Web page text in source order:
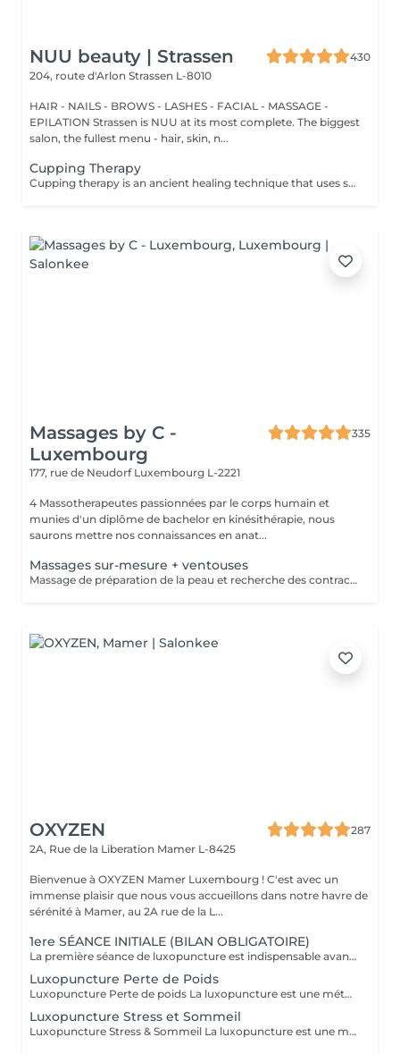
NUU beauty | Strassen
430
204, route d'Arlon Strassen L-8010
HAIR - NAILS - BROWS - LASHES - FACIAL - MASSAGE -
EPILATION Strassen is NUU at its most complete. The biggest
salon, the fullest menu - hair, skin, n...
Cupping Therapy
Cupping therapy is an ancient healing technique that uses special cups to create gentle suction on the skin. This suction promotes blood flow, relieves muscle tension, reduces inflammation, and supports deep relaxation. The treatment can help release toxins, improve circulation, and ease chronic pain or stiffness. *Please note that cupping therapy could just be added to a massage service with includes back massage.
Massages by C -
Luxembourg
335
177, rue de Neudorf Luxembourg L-2221
4 Massotherapeutes passionnées par le corps humain et
munies d'un diplôme de bachelor en kinésithérapie, nous
saurons mettre nos connaissances en anat...
Massages sur-mesure + ventouses
Massage de préparation de la peau et recherche des contractures suivis pas la pose des ventouses. Le vide est créé à l'aide d'une flamme, aucune sensation de chaud n'est ressentie durant le procédé et la technique est peu douloureuse. Le but de la cupping therapy est de soulager les tensions musculaires tout en promouvant la circulation sanguine et lymphatique.
OXYZEN
287
2A, Rue de la Liberation Mamer L-8425
Bienvenue à OXYZEN Mamer Luxembourg ! C'est avec un
immense plaisir que nous vous accueillons dans notre havre de
sérénité à Mamer, au 2A rue de la L...
1ere SÉANCE INITIALE (BILAN OBLIGATOIRE)
La première séance de luxopuncture est indispensable avant de débuter tout programme. D'une durée d'environ 1 heure, elle se déroule en deux temps : 30 minutes d'échange approfondi (anamnèse) pour comprendre vos besoins, vos habitudes et définir vos objectifs 30 minutes de séance de luxopuncture, adaptée en fonction de cet échange Cette étape permet de personnaliser votre accompagnement et d'optimiser les résultats. Chaque protocole est ainsi ajusté à votre profil (poids, stress, sommeil, compulsions). Séance essentielle pour un suivi efficace et durable Permet un accompagnement sur mesure Un premier pas vers votre équilibre et votre bien-être durable.
Luxopuncture Perte de Poids
Luxopuncture Perte de poids La luxopuncture est une méthode douce et non invasive qui aide à réguler l'appétit, réduire les fringales et rééquilibrer le métabolisme. Idéale pour accompagner une perte de poids progressive, elle agit également sur le stress et les compulsions alimentaires. Chaque séance est adaptée à vos besoins afin de vous accompagner en douceur vers un meilleur équilibre et des résultats durables. Un accompagnement naturel pour retrouver légèreté, équilibre et bien-être au quotidien.
Luxopuncture Stress et Sommeil
Luxopuncture Stress & Sommeil La luxopuncture est une méthode douce et non invasive qui aide à apaiser le système nerveux, réduire le stress et améliorer la qualité du sommeil. Elle se pratique à l'aide d'un stylo à infrarouge qui stimule des points réflexes du corps, sans aiguille et en toute douceur. Chaque séance est adaptée à vos besoins afin de favoriser un relâchement profond et un apaisement durable. Un accompagnement naturel pour retrouver calme, sérénité et un sommeil réparateur.